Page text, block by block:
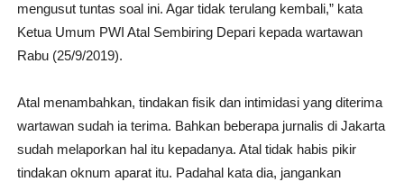
mengusut tuntas soal ini. Agar tidak terulang kembali,” kata
Ketua Umum PWI Atal Sembiring Depari kepada wartawan
Rabu (25/9/2019).
Atal menambahkan, tindakan fisik dan intimidasi yang diterima
wartawan sudah ia terima. Bahkan beberapa jurnalis di Jakarta
sudah melaporkan hal itu kepadanya. Atal tidak habis pikir
tindakan oknum aparat itu. Padahal kata dia, jangankan